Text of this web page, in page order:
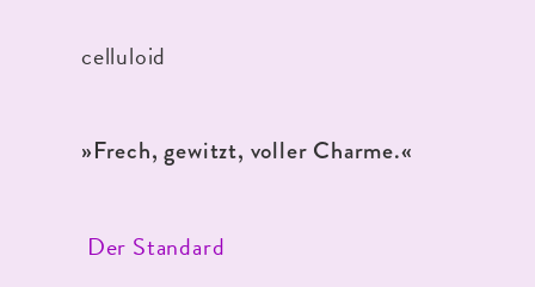
celluloid
»Frech, gewitzt, voller Charme.«
Der Standard